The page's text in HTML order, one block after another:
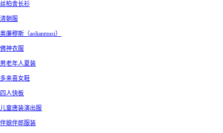
丝柏舍长衫
清朝服
奥廉穆斯（aolianmusi）
佛神衣服
男老年人夏装
多来喜女鞋
四人快板
儿童唐装演出服
伴娘伴郎服装